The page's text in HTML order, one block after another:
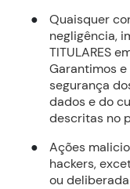
●
Quaisquer
negligência,
TITULARES
Garantimos
segurança
dados e do
descritas no
●
Ações
hackers,
ou